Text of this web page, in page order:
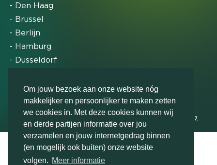
Om jouw bezoek aan onze website nóg
makkelijker en persoonlijker te maken zetten
we cookies in. Met deze cookies kunnen wij
en derde partijen informatie over jou
verzamelen en jouw internetgedrag binnen
(en mogelijk ook buiten) onze website
volgen. Meer informatie
- Den Haag
- Brussel
- Berlijn
- Hamburg
- Dusseldorf
Markteffect is door het Financieele Dagblad
uitgeroepen tot FD Gazelle in 2012, 2015, 2016, 2017,
2018, 2019, 2020, 2021, 2022, 2023, 2024 en 2025